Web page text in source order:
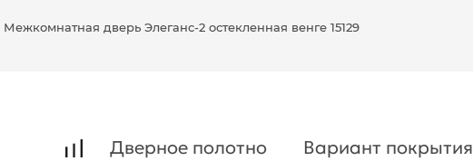
Межкомнатная дверь Элеганс-2 остекленная венге 15129
Дверное полотно Вариант покрытия